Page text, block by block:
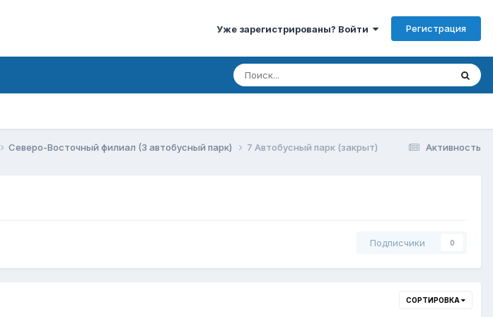
Уже зарегистрированы? Войти Регистрация
Активность
Северо-Восточный филиал (3 автобусный парк) 7 Автобусный парк (закрыт)
Подписчики 0
СОРТИРОВКА